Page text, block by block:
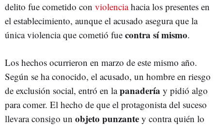
delito fue cometido con violenciahacia los presentes en
el establecimiento, aunque el acusado asegura que la
única violencia que cometió fue contra sí mismo.
Los hechos ocurrieron en marzo de este mismo año.
Según se ha conocido, el acusado, un hombre en riesgo
de exclusión social, entró en lapanadería y pidió algo
para comer. El hecho de que el protagonista del suceso
llevara consigo un objeto punzante y contra quién lo